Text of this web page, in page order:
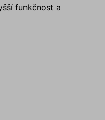
funkčnost a